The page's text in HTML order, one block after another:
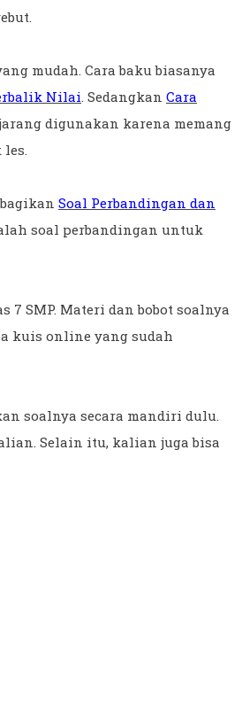
mudah. Cara baku biasanya
Nilai. Sedangkan Cara
digunakan karena memang
les.
Soal Perbandingan dan
soal perbandingan untuk
SMP. Materi dan bobot soalnya
kuis online yang sudah
soalnya secara mandiri dulu.
Selain itu, kalian juga bisa